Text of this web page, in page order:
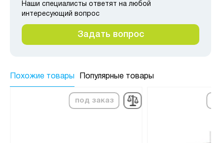
Наши специалисты ответят на любой
интересующий вопрос
Задать вопрос
Похожие товары Популярные товары
под заказ